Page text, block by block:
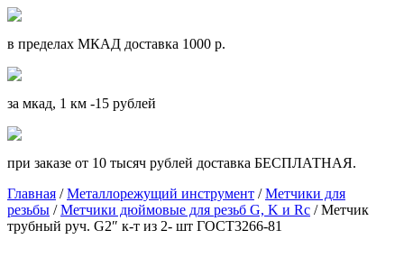
в пределах МКАД доставка 1000 р.
за мкад, 1 км -15 рублей
при заказе от 10 тысяч рублей доставка БЕСПЛАТНАЯ.
Главная /Металлорежущий инструмент /Метчики для
резьбы /Метчики дюймовые для резьб G, K и Rc / Метчик
трубный руч. G2″ к-т из 2- шт ГОСТ3266-81